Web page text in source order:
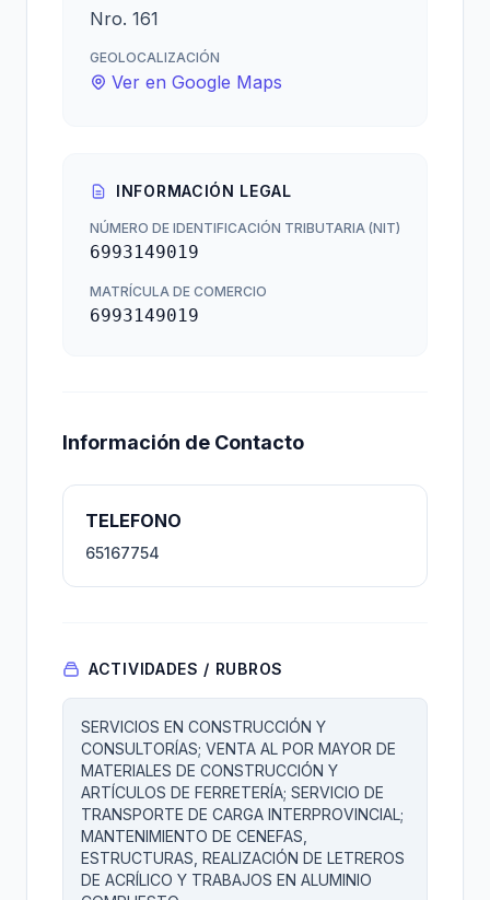
Nro. 161
GEOLOCALIZACIÓN
Ver en Google Maps
INFORMACIÓN LEGAL
NÚMERO DE IDENTIFICACIÓN TRIBUTARIA (NIT)
6993149019
MATRÍCULA DE COMERCIO
6993149019
Información de Contacto
TELEFONO
65167754
ACTIVIDADES / RUBROS
SERVICIOS EN CONSTRUCCIÓN Y
CONSULTORÍAS; VENTA AL POR MAYOR DE
MATERIALES DE CONSTRUCCIÓN Y
ARTÍCULOS DE FERRETERÍA; SERVICIO DE
TRANSPORTE DE CARGA INTERPROVINCIAL;
MANTENIMIENTO DE CENEFAS,
ESTRUCTURAS, REALIZACIÓN DE LETREROS
DE ACRÍLICO Y TRABAJOS EN ALUMINIO